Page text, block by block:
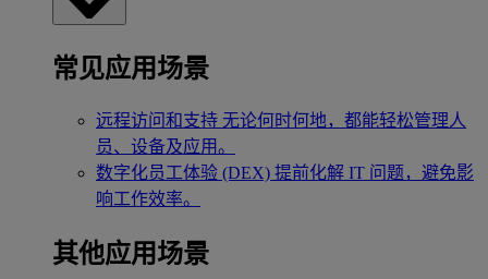
常见应用场景
远程访问和支持 无论何时何地，都能轻松管理人
员、设备及应用。
数字化员工体验 (DEX) 提前化解 IT 问题，避免影
响工作效率。
其他应用场景